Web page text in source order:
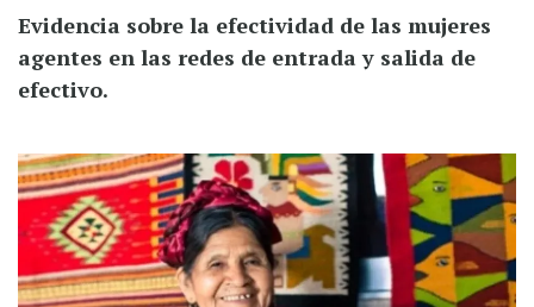
Evidencia sobre la efectividad de las mujeres
agentes en las redes de entrada y salida de
efectivo.